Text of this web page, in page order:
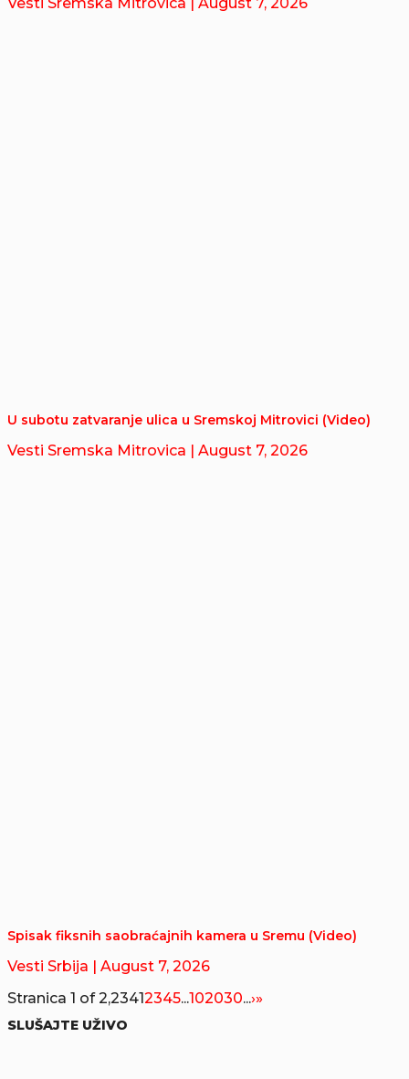
Vesti Sremska Mitrovica | August 7, 2026
U subotu zatvaranje ulica u Sremskoj Mitrovici (Video)
Vesti Sremska Mitrovica | August 7, 2026
Spisak fiksnih saobraćajnih kamera u Sremu (Video)
Vesti Srbija
| August 7, 2026
Stranica 1 of 2,23412345...102030...›»
SLUŠAJTE UŽIVO